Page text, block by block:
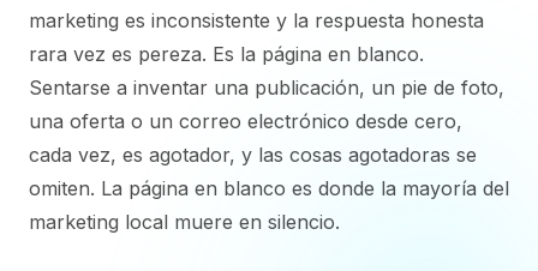
marketing es inconsistente y la respuesta honesta
rara vez es pereza. Es la página en blanco.
Sentarse a inventar una publicación, un pie de foto,
una oferta o un correo electrónico desde cero,
cada vez, es agotador, y las cosas agotadoras se
omiten. La página en blanco es donde la mayoría del
marketing local muere en silencio.